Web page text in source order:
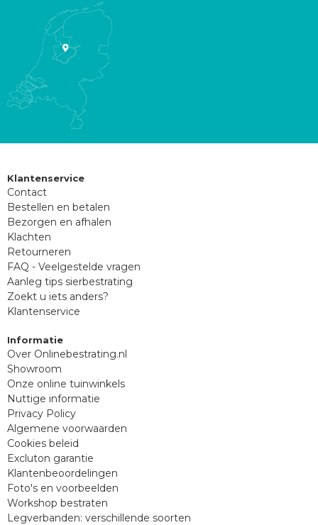
Klantenservice
Contact
Bestellen en betalen
Bezorgen en afhalen
Klachten
Retourneren
FAQ - Veelgestelde vragen
Aanleg tips sierbestrating
Zoekt u iets anders?
Klantenservice
Informatie
Over Onlinebestrating.nl
Showroom
Onze online tuinwinkels
Nuttige informatie
Privacy Policy
Algemene voorwaarden
Cookies beleid
Excluton garantie
Klantenbeoordelingen
Foto's en voorbeelden
Workshop bestraten
Legverbanden: verschillende soorten